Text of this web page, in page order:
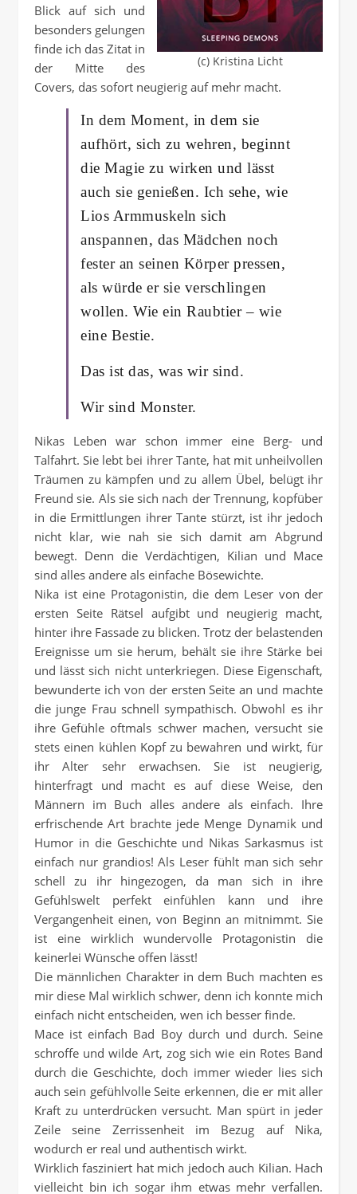
(c) Kristina Licht
Blick auf sich und
besonders gelungen
finde ich das Zitat in
der Mitte des
Covers, das sofort neugierig auf mehr macht.
In dem Moment, in dem sie
aufhört, sich zu wehren, beginnt
die Magie zu wirken und lässt
auch sie genießen. Ich sehe, wie
Lios Armmuskeln sich
anspannen, das Mädchen noch
fester an seinen Körper pressen,
als würde er sie verschlingen
wollen. Wie ein Raubtier – wie
eine Bestie.
Das ist das, was wir sind.
Wir sind Monster.
Nikas Leben war schon immer eine Berg- und
Talfahrt. Sie lebt bei ihrer Tante, hat mit unheilvollen
Träumen zu kämpfen und zu allem Übel, belügt ihr
Freund sie. Als sie sich nach der Trennung, kopfüber
in die Ermittlungen ihrer Tante stürzt, ist ihr jedoch
nicht klar, wie nah sie sich damit am Abgrund
bewegt. Denn die Verdächtigen, Kilian und Mace
sind alles andere als einfache Bösewichte.
Nika ist eine Protagonistin, die dem Leser von der
ersten Seite Rätsel aufgibt und neugierig macht,
hinter ihre Fassade zu blicken. Trotz der belastenden
Ereignisse um sie herum, behält sie ihre Stärke bei
und lässt sich nicht unterkriegen. Diese Eigenschaft,
bewunderte ich von der ersten Seite an und machte
die junge Frau schnell sympathisch. Obwohl es ihr
ihre Gefühle oftmals schwer machen, versucht sie
stets einen kühlen Kopf zu bewahren und wirkt, für
ihr Alter sehr erwachsen. Sie ist neugierig,
hinterfragt und macht es auf diese Weise, den
Männern im Buch alles andere als einfach. Ihre
erfrischende Art brachte jede Menge Dynamik und
Humor in die Geschichte und Nikas Sarkasmus ist
einfach nur grandios! Als Leser fühlt man sich sehr
schell zu ihr hingezogen, da man sich in ihre
Gefühlswelt perfekt einfühlen kann und ihre
Vergangenheit einen, von Beginn an mitnimmt. Sie
ist eine wirklich wundervolle Protagonistin die
keinerlei Wünsche offen lässt!
Die männlichen Charakter in dem Buch machten es
mir diese Mal wirklich schwer, denn ich konnte mich
einfach nicht entscheiden, wen ich besser finde.
Mace ist einfach Bad Boy durch und durch. Seine
schroffe und wilde Art, zog sich wie ein Rotes Band
durch die Geschichte, doch immer wieder lies sich
auch sein gefühlvolle Seite erkennen, die er mit aller
Kraft zu unterdrücken versucht. Man spürt in jeder
Zeile seine Zerrissenheit im Bezug auf Nika,
wodurch er real und authentisch wirkt.
Wirklich fasziniert hat mich jedoch auch Kilian. Hach
vielleicht bin ich sogar ihm etwas mehr verfallen.